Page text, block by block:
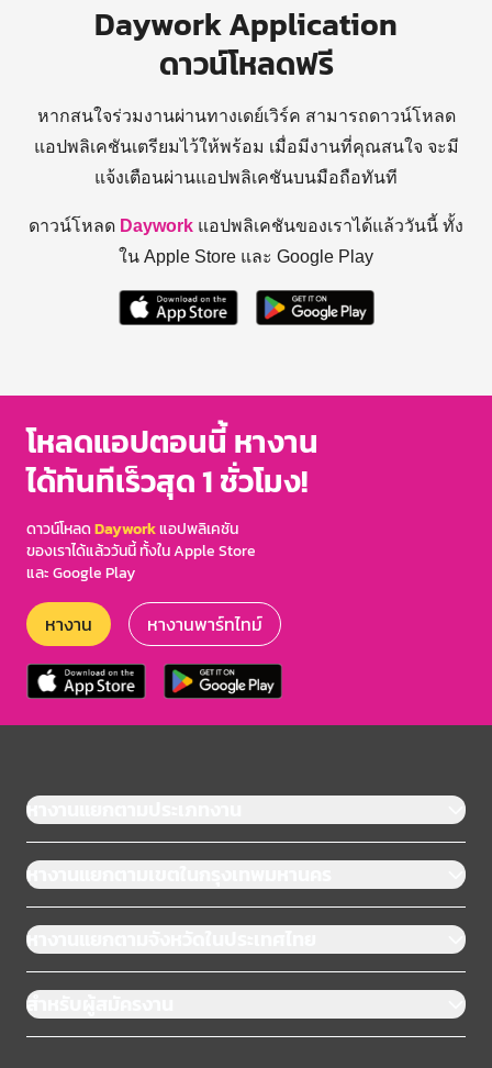
Daywork Application
ดาวน์โหลดฟรี
หากสนใจร่วมงานผ่านทางเดย์เวิร์ค สามารถดาวน์โหลด
แอปพลิเคชันเตรียมไว้ให้พร้อม เมื่อมีงานที่คุณสนใจ จะมี
แจ้งเตือนผ่านแอปพลิเคชันบนมือถือทันที
ดาวน์โหลด Daywork แอปพลิเคชันของเราได้แล้ววันนี้ ทั้ง
ใน Apple Store และ Google Play
โหลดแอปตอนนี้ หางาน
ได้ทันทีเร็วสุด 1 ชั่วโมง!
ดาวน์โหลดDayworkแอปพลิเคชัน
ของเราได้แล้ววันนี้ ทั้งใน Apple Store
และ Google Play
หางาน หางานพาร์ทไทม์
หางานแยกตามประเภทงาน
หางานแยกตามเขตในกรุงเทพมหานคร
หางานแยกตามจังหวัดในประเทศไทย
สำหรับผู้สมัครงาน